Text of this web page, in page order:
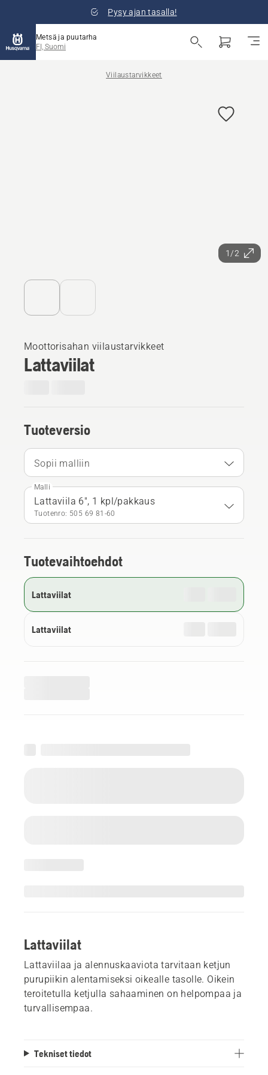
Pysy ajan tasalla!
Metsä ja puutarha
FI, Suomi
Viilaustarvikkeet
1/2
Moottorisahan viilaustarvikkeet
Lattaviilat
Tuoteversio
Sopii malliin
Malli
Lattaviila 6", 1 kpl/pakkaus
Tuotenro: 505 69 81‑60
Tuotevaihtoehdot
Lattaviilat
Lattaviilat
Lattaviilat
Lattaviilaa ja alennuskaaviota tarvitaan ketjun
purupiikin alentamiseksi oikealle tasolle. Oikein
teroitetulla ketjulla sahaaminen on helpompaa ja
turvallisempaa.
Tekniset tiedot